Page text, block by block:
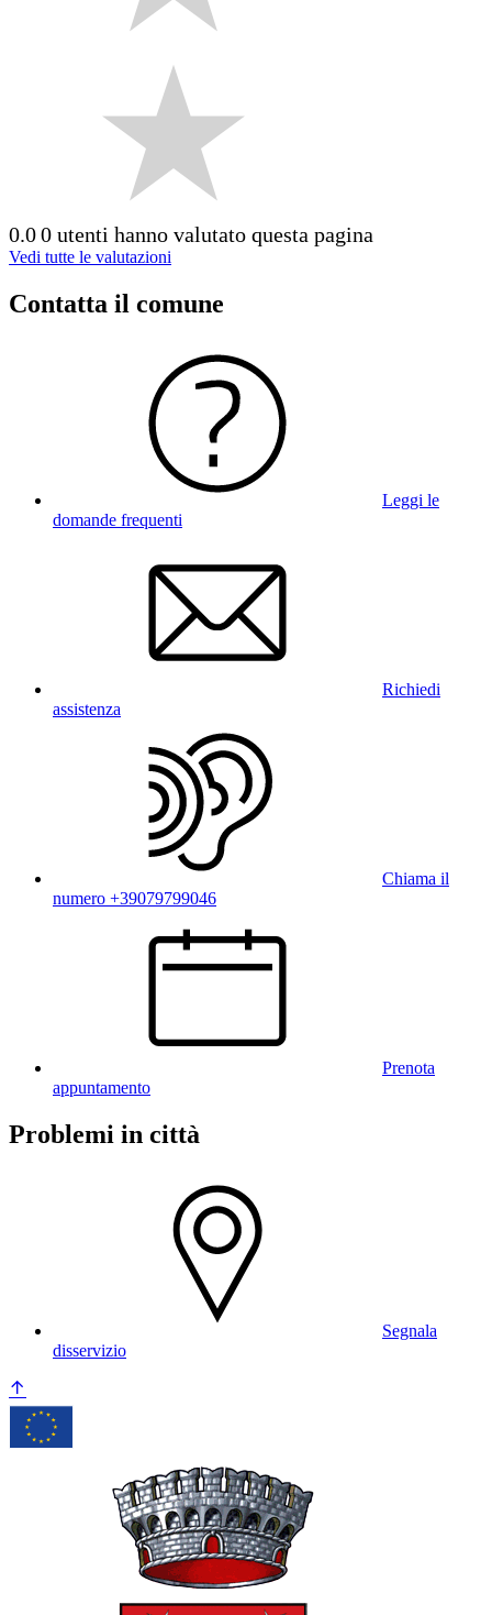
0.00 utenti hanno valutato questa pagina
Vedi tutte le valutazioni
Contatta il comune
Leggi le
domande frequenti
Richiedi
assistenza
Chiama il
numero +39079799046
Prenota
appuntamento
Problemi in città
Segnala
disservizio